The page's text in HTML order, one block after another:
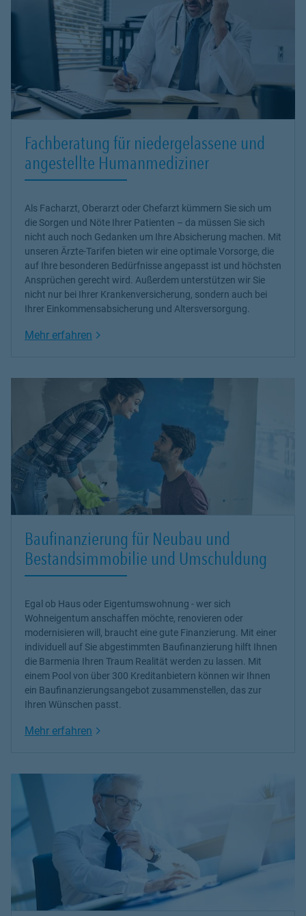
Fachberatung für niedergelassene und
angestellte Humanmediziner
Als Facharzt, Oberarzt oder Chefarzt kümmern Sie sich um
die Sorgen und Nöte Ihrer Patienten – da müssen Sie sich
nicht auch noch Gedanken um Ihre Absicherung machen. Mit
unseren Ärzte-Tarifen bieten wir eine optimale Vorsorge, die
auf Ihre besonderen Bedürfnisse angepasst ist und höchsten
Ansprüchen gerecht wird. Außerdem unterstützen wir Sie
nicht nur bei Ihrer Krankenversicherung, sondern auch bei
Ihrer Einkommensabsicherung und Altersversorgung.
Mehr erfahren Link Opens in New Tab
Baufinanzierung für Neubau und
Bestandsimmobilie und Umschuldung
Egal ob Haus oder Eigentumswohnung - wer sich
Wohneigentum anschaffen möchte, renovieren oder
modernisieren will, braucht eine gute Finanzierung. Mit einer
individuell auf Sie abgestimmten Baufinanzierung hilft Ihnen
die Barmenia Ihren Traum Realität werden zu lassen. Mit
einem Pool von über 300 Kreditanbietern können wir Ihnen
ein Baufinanzierungsangebot zusammenstellen, das zur
Ihren Wünschen passt.
Mehr erfahren Link Opens in New Tab